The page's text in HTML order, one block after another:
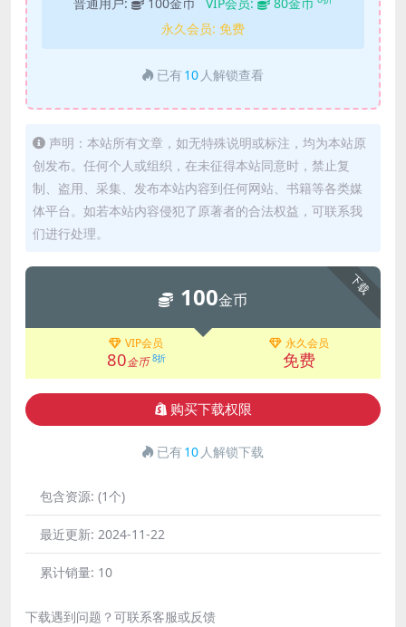
永久会员: 免费
已有 10 人解锁查看
声明：本站所有文章，如无特殊说明或标注，均为本站原
创发布。任何个人或组织，在未征得本站同意时，禁止复
制、盗用、采集、发布本站内容到任何网站、书籍等各类媒
体平台。如若本站内容侵犯了原著者的合法权益，可联系我
们进行处理。
下载
100金币
VIP会员
80金币 8折
永久会员
免费
购买下载权限
已有10 人解锁下载
包含资源: (1个)
最近更新: 2024-11-22
累计销量: 10
下载遇到问题？可联系客服或反馈